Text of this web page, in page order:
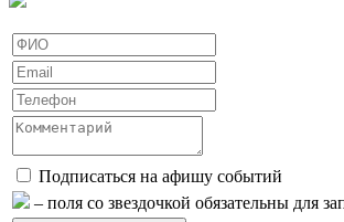
Подписаться на афишу событий
– поля со звездочкой обязательны для